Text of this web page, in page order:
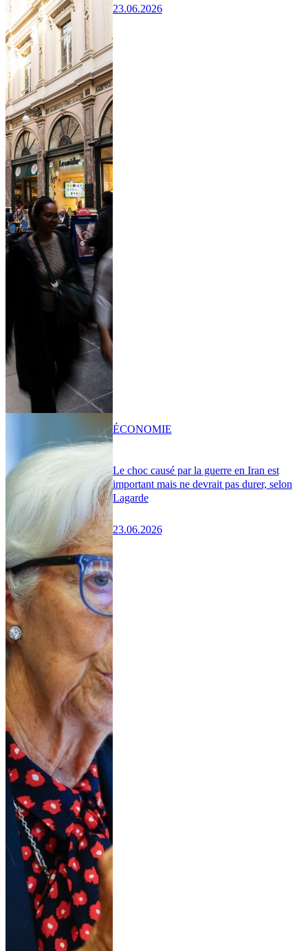
23.06.2026
Le choc causé par la guerre en Iran est
important mais ne devrait pas durer, selon
Lagarde
23.06.2026
ÉCONOMIE